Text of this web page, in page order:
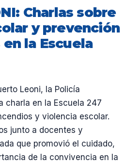
Charlas sobre
y prevención
la Escuela
Leoni, la Policía
charla en la Escuela 247
y violencia escolar.
junto a docentes y
que promovió el cuidado,
de la convivencia en la